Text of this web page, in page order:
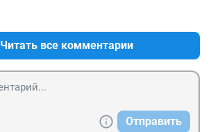
Читать все комментарии
Отправить